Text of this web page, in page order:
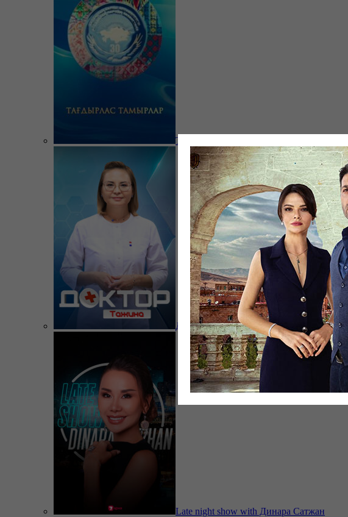
Тағдырлас тамырлар
Доктор Тажина
Late night show with Динара Сатжан